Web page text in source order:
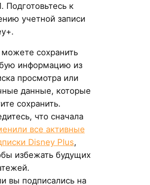
Подготовьтесь к
учетной записи
сохранить
информацию из
просмотра или
данные, которые
сохранить.
что сначала
все активные
Disney Plus,
избежать будущих
вы подписались на